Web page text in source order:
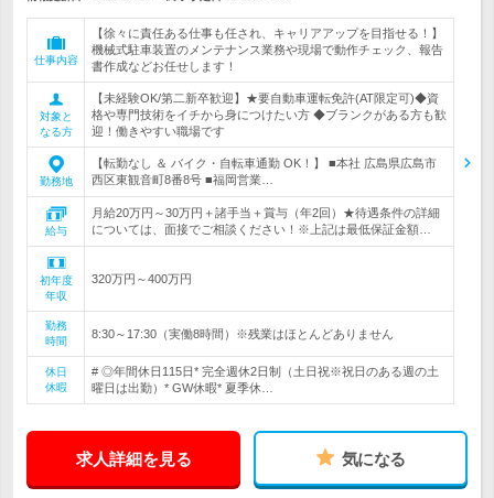
仕事内容
【徐々に責任ある仕事も任され、キャリアアップを目指せる！】
機械式駐車装置のメンテナンス業務や現場で動作チェック、報告
書作成などお任せします！
対象と
なる方
【未経験OK/第二新卒歓迎】★要自動車運転免許(AT限定可)◆資
格や専門技術をイチから身につけたい方 ◆ブランクがある方も歓
迎！働きやすい職場です
勤務地
【転勤なし ＆ バイク・自転車通勤 OK！】 ■本社 広島県広島市
西区東観音町8番8号 ■福岡営業…
給与
月給20万円～30万円＋諸手当＋賞与（年2回）★待遇条件の詳細
については、面接でご相談ください！※上記は最低保証金額…
初年度
年収
320万円～400万円
勤務
時間
8:30～17:30（実働8時間）※残業はほとんどありません
休日
休暇
# ◎年間休日115日* 完全週休2日制（土日祝※祝日のある週の土
曜日は出勤）* GW休暇* 夏季休…
求人詳細を見る 気になる